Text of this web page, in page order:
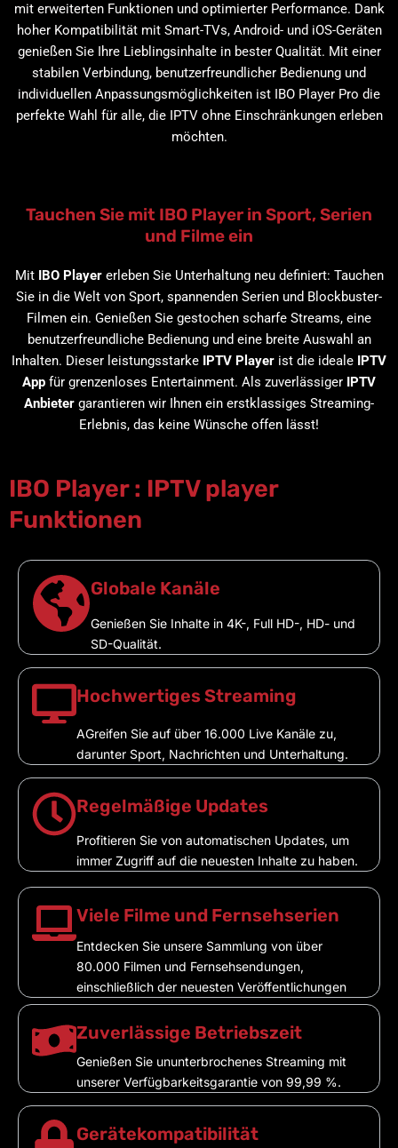
mit erweiterten Funktionen und optimierter Performance. Dank
hoher Kompatibilität mit Smart-TVs, Android- und iOS-Geräten
genießen Sie Ihre Lieblingsinhalte in bester Qualität. Mit einer
stabilen Verbindung, benutzerfreundlicher Bedienung und
individuellen Anpassungsmöglichkeiten ist IBO Player Pro die
perfekte Wahl für alle, die IPTV ohne Einschränkungen erleben
möchten.
Tauchen Sie mit IBO Player in Sport, Serien
und Filme ein
Mit IBO Player erleben Sie Unterhaltung neu definiert: Tauchen
Sie in die Welt von Sport, spannenden Serien und Blockbuster-
Filmen ein. Genießen Sie gestochen scharfe Streams, eine
benutzerfreundliche Bedienung und eine breite Auswahl an
Inhalten. Dieser leistungsstarke IPTV Player ist die ideale IPTV
App für grenzenloses Entertainment. Als zuverlässiger IPTV
Anbieter garantieren wir Ihnen ein erstklassiges Streaming-
Erlebnis, das keine Wünsche offen lässt!
IBO Player : IPTV player
Funktionen
Globale Kanäle
Genießen Sie Inhalte in 4K-, Full HD-, HD- und
SD-Qualität.
Hochwertiges Streaming
AGreifen Sie auf über 16.000 Live Kanäle zu,
darunter Sport, Nachrichten und Unterhaltung.
Regelmäßige Updates
Profitieren Sie von automatischen Updates, um
immer Zugriff auf die neuesten Inhalte zu haben.
Viele Filme und Fernsehserien
Entdecken Sie unsere Sammlung von über
80.000 Filmen und Fernsehsendungen,
einschließlich der neuesten Veröffentlichungen
Zuverlässige Betriebszeit
Genießen Sie ununterbrochenes Streaming mit
unserer Verfügbarkeitsgarantie von 99,99 %.
Gerätekompatibilität